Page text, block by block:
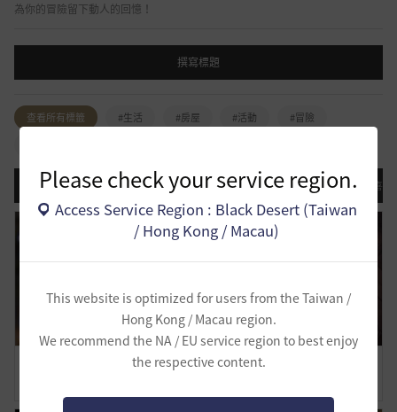
Please check your service region.
Access Service Region : Black Desert (Taiwan
/ Hong Kong / Macau)
This website is optimized for users from the Taiwan /
Hong Kong / Macau region.
We recommend the NA / EU service region to best enjoy
the respective content.
為你的冒險留下動人的回憶！
撰寫標題
查看所有標籤 #生活 #房屋 #活動
#冒險
最近更新 登錄日期順序 瀏覽排名 意見排名 喜
截圖美的截圖動作 有人研究出來的 歸屬 The place to be